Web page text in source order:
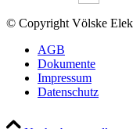
© Copyright Völske
AGB
Dokumente
Impressum
Datenschutz